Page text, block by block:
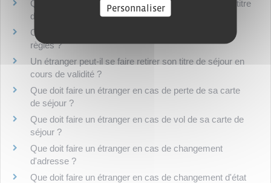
Que faire en cas de difficulté lors d'une demande de titre
de séjour ?
Contrôle des papiers d'un étranger : quelles sont les
règles ?
Un étranger peut-il se faire retirer son titre de séjour en
cours de validité ?
Que doit faire un étranger en cas de perte de sa carte
de séjour ?
Que doit faire un étranger en cas de vol de sa carte de
séjour ?
Que doit faire un étranger en cas de changement
d'adresse ?
Que doit faire un étranger en cas de changement d'état
Personnaliser